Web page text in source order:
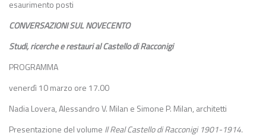
esaurimento posti
CONVERSAZIONI SUL NOVECENTO
Studi, ricerche e restauri al Castello di Racconigi
PROGRAMMA
venerdì 10 marzo ore 17.00
Nadia Lovera, Alessandro V. Milan e Simone P. Milan, architetti
Presentazione del volume Il Real Castello di Racconigi 1901-1914.